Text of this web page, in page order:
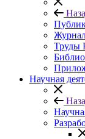
Научная